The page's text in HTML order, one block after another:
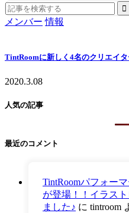
Search
for:
メンバー 情報
TintRoomに新しく4名のクリエイタ
2020.3.08
人気の記事
最近のコメント
TintRoomパフォー
が登場！！イラス
ました♪ に tintroom